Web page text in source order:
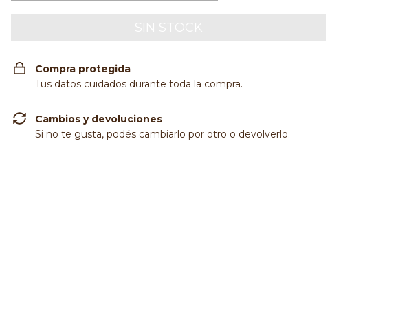
Compra protegida
Tus datos cuidados durante toda la compra.
Cambios y devoluciones
Si no te gusta, podés cambiarlo por otro o devolverlo.